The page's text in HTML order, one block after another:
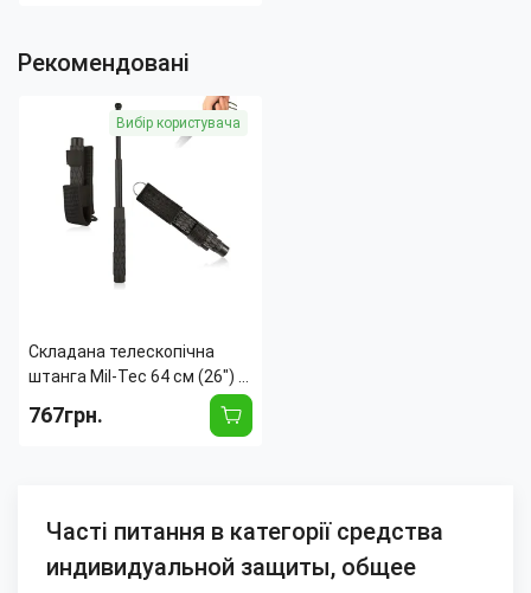
Рекомендовані
Вибір користувача
Складана телескопічна
штанга Mil-Tec 64 см (26") —
складаний телескопічний
інструмент, TPE-ручка,
767грн.
Часті питання в категорії средства
индивидуальной защиты, общее